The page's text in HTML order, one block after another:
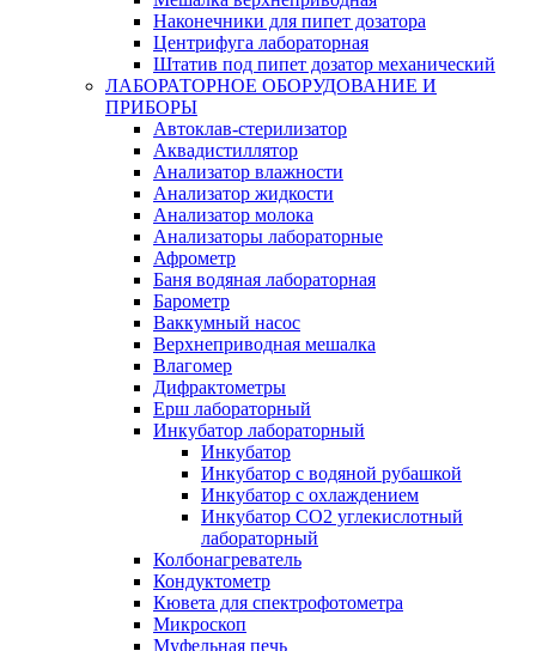
Наконечники для пипет дозатора
Центрифуга лабораторная
Штатив под пипет дозатор механический
ЛАБОРАТОРНОЕ ОБОРУДОВАНИЕ И
ПРИБОРЫ
Автоклав-стерилизатор
Аквадистиллятор
Анализатор влажности
Анализатор жидкости
Анализатор молока
Анализаторы лабораторные
Афрометр
Баня водяная лабораторная
Барометр
Ваккумный насос
Верхнеприводная мешалка
Влагомер
Дифрактометры
Ерш лабораторный
Инкубатор лабораторный
Инкубатор
Инкубатор с водяной рубашкой
Инкубатор с охлаждением
Инкубатор СО2 углекислотный
лабораторный
Колбонагреватель
Кондуктометр
Кювета для спектрофотометра
Микроскоп
Муфельная печь